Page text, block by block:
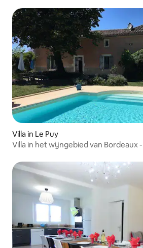
Villa in Le Puy
Villa in het wijngebied van Bordeaux